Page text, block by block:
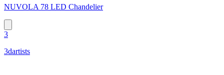
NUVOLA 78 LED Chandelier
3
3dartists